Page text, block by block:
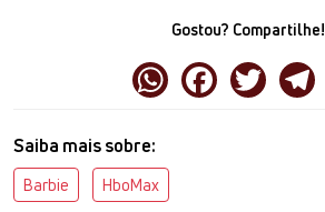
Gostou? Compartilhe!
Saiba mais sobre:
Barbie HboMax